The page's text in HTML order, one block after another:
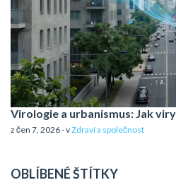
Virologie a urbanismus: Jak
z čen 7, 2026 - vZdraví a společnost
OBLÍBENÉ ŠTÍTKY